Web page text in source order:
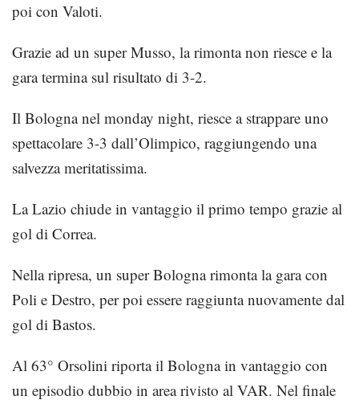
poi con Valoti.
Grazie ad un super Musso, la rimonta non riesce e la
gara termina sul risultato di 3-2.
Il Bologna nel monday night, riesce a strappare uno
spettacolare 3-3 dall’Olimpico, raggiungendo una
salvezza meritatissima.
La Lazio chiude in vantaggio il primo tempo grazie al
gol di Correa.
Nella ripresa, un super Bologna rimonta la gara con
Poli e Destro, per poi essere raggiunta nuovamente dal
gol di Bastos.
Al 63° Orsolini riporta il Bologna in vantaggio con
un episodio dubbio in area rivisto al VAR. Nel finale